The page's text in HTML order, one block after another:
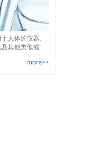
人体的仪器、
其他类似或
more>>